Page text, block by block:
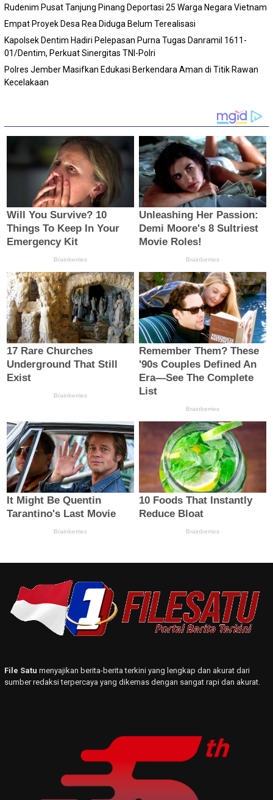
Rudenim Pusat Tanjung Pinang Deportasi 25 Warga Negara Vietnam
Empat Proyek Desa Rea Diduga Belum Terealisasi
Kapolsek Dentim Hadiri Pelepasan Purna Tugas Danramil 1611-
01/Dentim, Perkuat Sinergitas TNI-Polri
Polres Jember Masifkan Edukasi Berkendara Aman di Titik Rawan
Kecelakaan
File Satu menyajikan berita-berita terkini yang lengkap dan akurat dari
sumber redaksi terpercaya yang dikemas dengan sangat rapi dan akurat.